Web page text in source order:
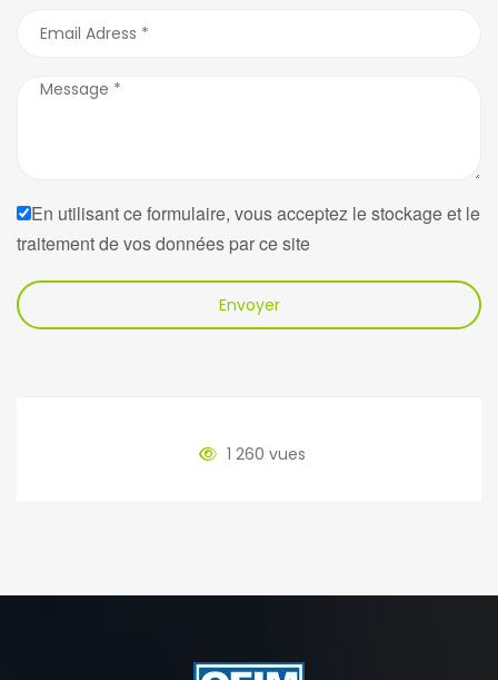
En utilisant ce formulaire, vous acceptez le stockage et le
traitement de vos données par ce site
Envoyer
1 260 vues